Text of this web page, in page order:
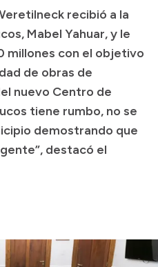
recibió a la
Mabel Yahuar, y le
millones con el objetivo
de obras de
nuevo Centro de
tiene rumbo, no se
demostrando que
destacó el